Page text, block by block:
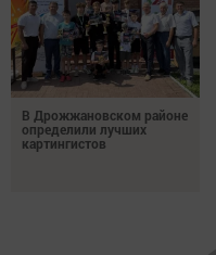
В Дрожжановском районе
определили лучших
картингистов